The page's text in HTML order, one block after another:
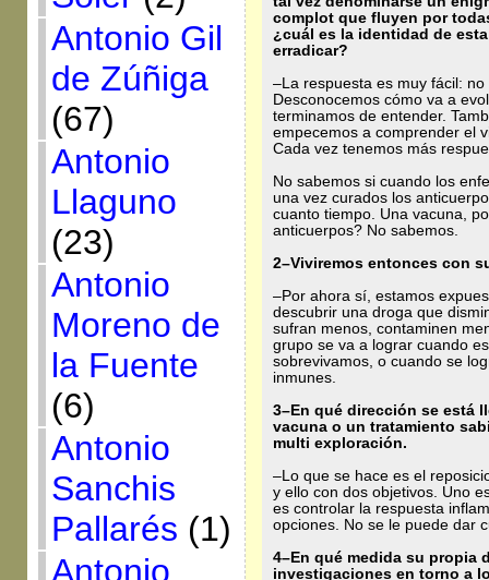
Antonio Gil
de Zúñiga
(67)
Antonio
Llaguno
(23)
Antonio
Moreno de
la Fuente
(6)
Antonio
Sanchis
Pallarés (1)
Antonio
complot que fluyen por
¿cuál es la identidad de
erradicar?
–La respuesta es muy fácil:
Desconocemos cómo va a
terminamos de entender.
empecemos a comprender el
Cada vez tenemos más
No sabemos si cuando los
una vez curados los
cuanto tiempo. Una vacuna,
anticuerpos? No sabemos.
2–Viviremos entonces con
–Por ahora sí, estamos
descubrir una droga que
sufran menos, contaminen
grupo se va a lograr cuando
sobrevivamos, o cuando se
inmunes.
3–En qué dirección se está
vacuna o un tratamiento
multi exploración.
–Lo que se hace es el
y ello con dos objetivos. Uno
es controlar la respuesta
opciones. No se le puede dar
4–En qué medida su propia
investigaciones en torno a